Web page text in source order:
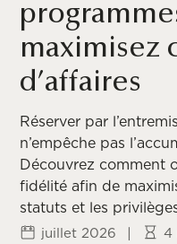
maximisez
d’affaires
Réserver par
n’empêche pas
Découvrez comment
fidélité afin de
statuts et les
d’affaires.
juillet 2026 | 4